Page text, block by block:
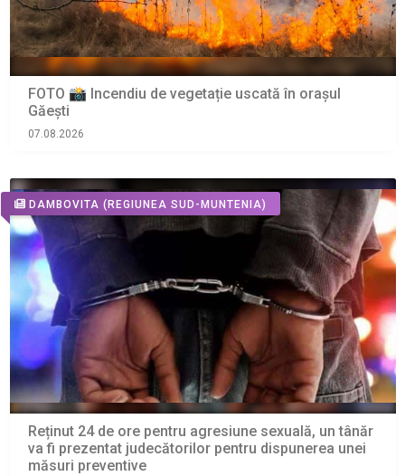
FOTO 📸 Incendiu de vegetație uscată în orașul
Găești
07.08.2026
DAMBOVITA (REGIUNEA SUD-MUNTENIA)
Reținut 24 de ore pentru agresiune sexuală, un tânăr
va fi prezentat judecătorilor pentru dispunerea unei
măsuri preventive